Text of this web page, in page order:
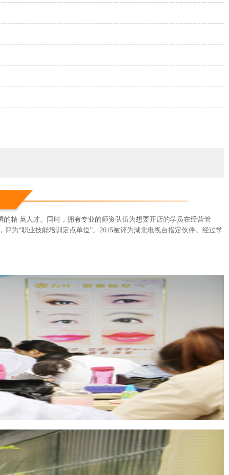
精 英人才。同时，拥有专业的师资队伍为想要开店的学员在经营管
为“职业技能培训定点单位”。2015被评为湖北电视台指定伙伴。经过学